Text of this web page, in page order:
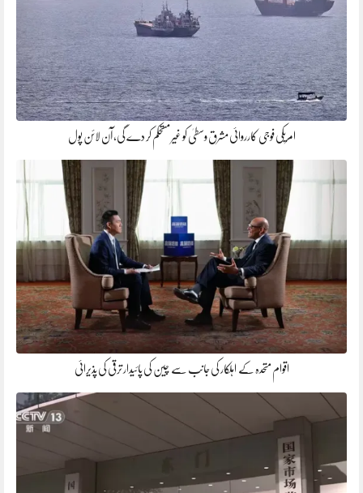
امریکی فوجی کارروائی مشرق وسطیٰ کو غیر مستحکم کر دے گی، آن لائن پول
اقوام متحدہ کے اہلکار کی جانب سے چین کی پائیدار ترقی کی پذیرائی